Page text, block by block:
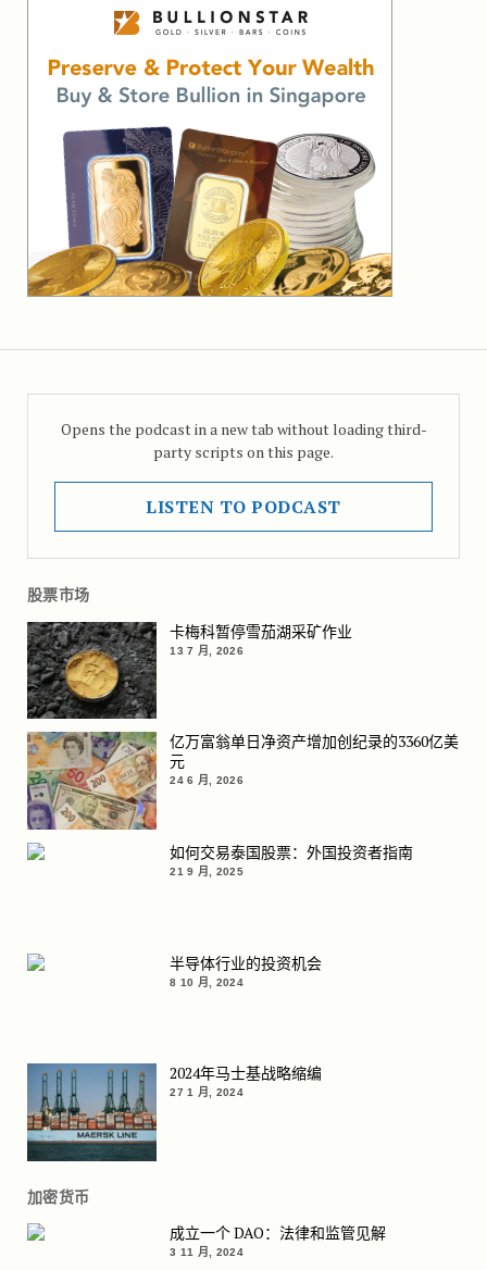
Opens the podcast in a new tab without loading third-
party scripts on this page.
LISTEN TO PODCAST
股票市场
卡梅科暂停雪茄湖采矿作业
13 7 月, 2026
亿万富翁单日净资产增加创纪录的3360亿美
元
24 6 月, 2026
如何交易泰国股票：外国投资者指南
21 9 月, 2025
半导体行业的投资机会
8 10 月, 2024
2024年马士基战略缩编
27 1 月, 2024
加密货币
成立一个 DAO：法律和监管见解
3 11 月, 2024